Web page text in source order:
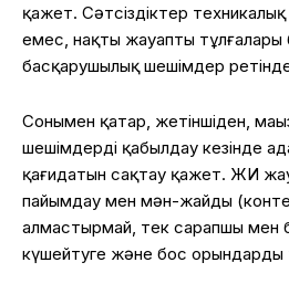
қажет. Сәтсіздіктер техникалық
емес, нақты жауапты тұлғалары
басқарушылық шешімдер
Сонымен қатар, жетіншіден,
шешімдерді қабылдау кезінде
қағидатын сақтау қажет. ЖИ
пайымдау мен мән-жайды
алмастырмай, тек сарапшы мен
күшейтуге және бос орындарды